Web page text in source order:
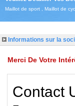
Maillot de sport , Maillot de
Informations sur la
Merci De Votre